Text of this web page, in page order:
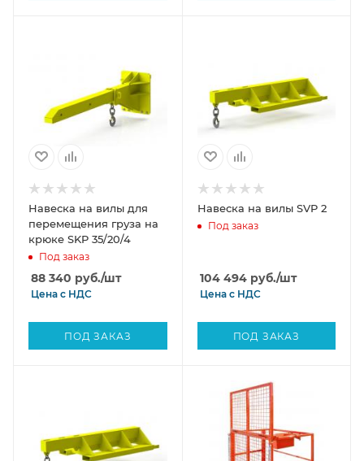
Навеска на вилы для
перемещения груза на
крюке SKP 35/20/4
Под заказ
88 340 руб./шт
Цена с НДС
ПОД ЗАКАЗ
Навеска на вилы SVP 2
Под заказ
104 494руб./шт
Цена с НДС
ПОД ЗАКАЗ